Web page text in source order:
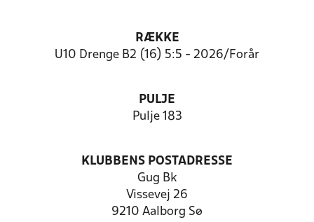
RÆKKE
U10 Drenge B2 (16) 5:5 - 2026/Forår
PULJE
Pulje 183
KLUBBENS POSTADRESSE
Gug Bk
Vissevej 26
9210 Aalborg Sø